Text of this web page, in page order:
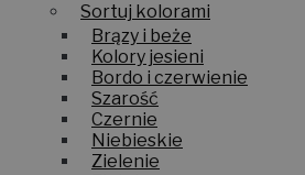
Sortuj kolorami
Brązy i beże
Kolory jesieni
Bordo i czerwienie
Szarość
Czernie
Niebieskie
Zielenie